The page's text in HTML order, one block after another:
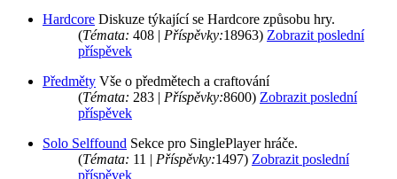
Hardcore Diskuze týkající se Hardcore způsobu hry.
(Témata: 408 | Příspěvky:18963) Zobrazit poslední
příspěvek
Předměty Vše o předmětech a craftování
(Témata: 283 | Příspěvky:8600) Zobrazit poslední
příspěvek
Solo Selffound Sekce pro SinglePlayer hráče.
(Témata: 11 | Příspěvky:1497) Zobrazit poslední
příspěvek